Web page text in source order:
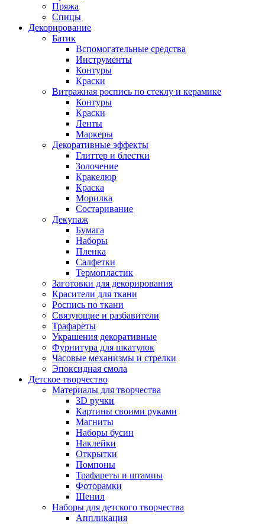
Пряжа
Спицы
Декорирование
Батик
Вспомогательные средства
Инструменты
Контуры
Краски
Витражная роспись по стеклу и керамике
Контуры
Краски
Ленты
Маркеры
Декоративные эффекты
Глиттер и блестки
Золочение
Кракелюр
Краска
Морилка
Состаривание
Декупаж
Бумага
Наборы
Пленка
Салфетки
Термопластик
Заготовки для декорирования
Красители для ткани
Роспись по ткани
Связующие и разбавители
Трафареты
Украшения декоративные
Фурнитура для шкатулок
Часовые механизмы и стрелки
Эпоксидная смола
Детское творчество
Материалы для творчества
3D ручки
Картины своими руками
Магниты
Наборы бусин
Наклейки
Открытки
Помпоны
Трафареты и штампы
Фоторамки
Шенил
Наборы для детского творчества
Аппликация